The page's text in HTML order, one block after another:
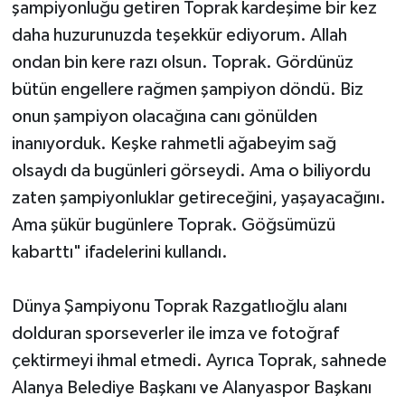
şampiyonluğu getiren Toprak kardeşime bir kez
daha huzurunuzda teşekkür ediyorum. Allah
ondan bin kere razı olsun. Toprak. Gördünüz
bütün engellere rağmen şampiyon döndü. Biz
onun şampiyon olacağına canı gönülden
inanıyorduk. Keşke rahmetli ağabeyim sağ
olsaydı da bugünleri görseydi. Ama o biliyordu
zaten şampiyonluklar getireceğini, yaşayacağını.
Ama şükür bugünlere Toprak. Göğsümüzü
kabarttı" ifadelerini kullandı.
Dünya Şampiyonu Toprak Razgatlıoğlu alanı
dolduran sporseverler ile imza ve fotoğraf
çektirmeyi ihmal etmedi. Ayrıca Toprak, sahnede
Alanya Belediye Başkanı ve Alanyaspor Başkanı